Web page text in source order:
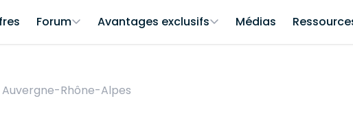
Forum Avantages exclusifs Médias
Rhône-Alpes